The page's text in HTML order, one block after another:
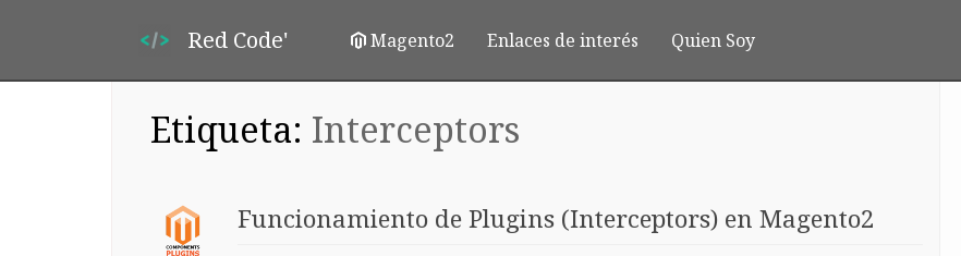
Red Code' Magento2 Enlaces de interés Quien Soy
Etiqueta: Interceptors
Funcionamiento de Plugins (Interceptors) en Magento2